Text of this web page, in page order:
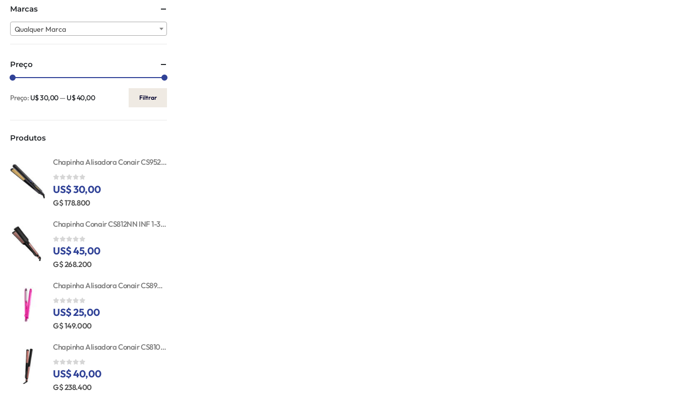
Marcas
Qualquer Marca
Preço
Filtrar
Preço: U$ 30,00— U$ 40,00
Produtos
Chapinha Alisadora Conair CS952ES 25MM Gold Ceramic 110V
0 out of 5
US$ 30,00
G$ 178.800
Chapinha Conair CS812NN INF 1-3/4'' Straightener RSE/GLD TGT
0 out of 5
US$ 45,00
G$ 268.200
Chapinha Alisadora Conair CS89GNR Cerâmica Turmalina 25MM Bivolt
0 out of 5
US$ 25,00
G$ 149.000
Chapinha Alisadora Conair CS810NN Inf Pro Cerâmica 25MM 110V
0 out of 5
US$ 40,00
G$ 238.400